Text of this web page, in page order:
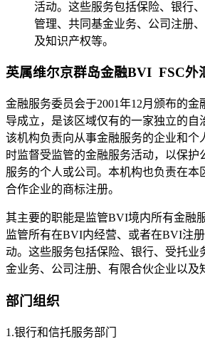
活动。这些服务包括保险、银行
管理、共同基金业务、公司注册
及知识产权等。
英属维尔京群岛金融BVI FSC外
金融服务委员会于2001年12月颁布的
导成立，是该区域仅有的一家独立的自
该机构负责向从事金融服务的企业和个
时监督受监管的金融服务活动，以保护
服务的个人或公司。本机构也负责在本
合作企业的商标注册。
其主要的职能是监管BVI境内所有金融
监管所有在BVI内经营、或者在BVI注
动。这些服务包括保险、银行、受托业
金业务、公司注册、有限合伙企业以及
部门组织
1.银行和信托服务部门